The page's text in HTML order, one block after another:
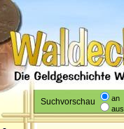
Suchvorschau
an
aus